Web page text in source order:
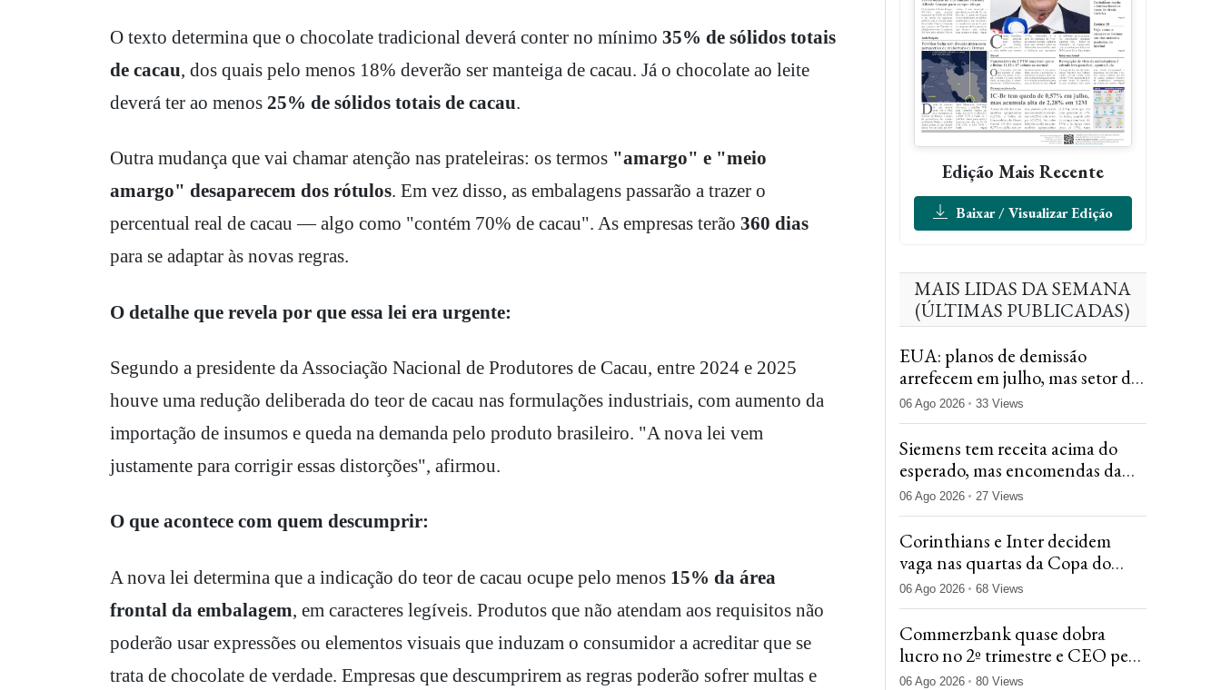
O texto determina que o chocolate tradicional deverá conter no mínimo 35% de sólidos totais
de cacau, dos quais pelo menos 18% deverão ser manteiga de cacau. Já o chocolate ao leite
deverá ter ao menos 25% de sólidos totais de cacau.
Outra mudança que vai chamar atenção nas prateleiras: os termos "amargo" e "meio
amargo" desaparecem dos rótulos. Em vez disso, as embalagens passarão a trazer o
percentual real de cacau — algo como "contém 70% de cacau". As empresas terão 360 dias
para se adaptar às novas regras.
O detalhe que revela por que essa lei era urgente:
Segundo a presidente da Associação Nacional de Produtores de Cacau, entre 2024 e 2025
houve uma redução deliberada do teor de cacau nas formulações industriais, com aumento da
importação de insumos e queda na demanda pelo produto brasileiro. "A nova lei vem
justamente para corrigir essas distorções", afirmou.
O que acontece com quem descumprir:
A nova lei determina que a indicação do teor de cacau ocupe pelo menos 15% da área
frontal da embalagem, em caracteres legíveis. Produtos que não atendam aos requisitos não
poderão usar expressões ou elementos visuais que induzam o consumidor a acreditar que se
trata de chocolate de verdade. Empresas que descumprirem as regras poderão sofrer multas e
Edição Mais Recente
Baixar / Visualizar Edição
MAIS LIDAS DA SEMANA
(ÚLTIMAS PUBLICADAS)
EUA: planos de demissão
arrefecem em julho, mas setor de
tecnologia lidera cortes
06 Ago 2026 33 Views
Siemens tem receita acima do
esperado, mas encomendas da
Digital Industries decepcionam
06 Ago 2026 27 Views
Corinthians e Inter decidem
vaga nas quartas da Copa do
Brasil após farpas sobre
arbitragem
06 Ago 2026 68 Views
Commerzbank quase dobra
lucro no 2º trimestre e CEO pede
diálogo após avanço do
06 Ago 2026 80 Views